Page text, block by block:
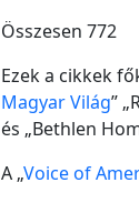
Összesen 772
Ezek a cikkek
Magyar Világ”
és „Bethlen
A „Voice of